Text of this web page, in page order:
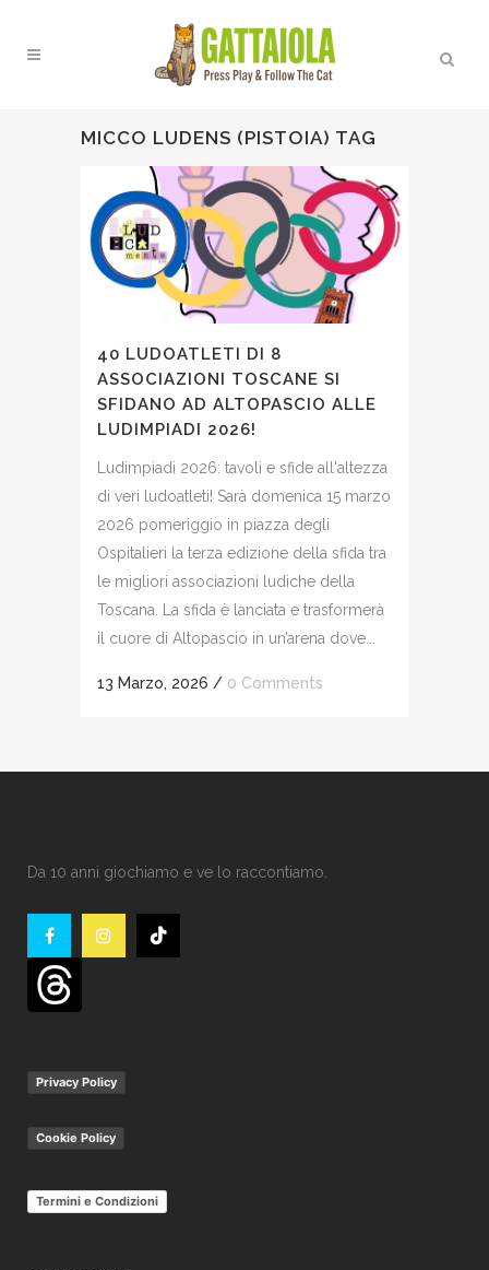
MICCO LUDENS (PISTOIA) TAG
40 LUDOATLETI DI 8
ASSOCIAZIONI TOSCANE SI
SFIDANO AD ALTOPASCIO ALLE
LUDIMPIADI 2026!
Ludimpiadi 2026: tavoli e sfide all'altezza
di veri ludoatleti! Sarà domenica 15 marzo
2026 pomeriggio in piazza degli
Ospitalieri la terza edizione della sfida tra
le migliori associazioni ludiche della
Toscana. La sfida è lanciata e trasformerà
il cuore di Altopascio in un’arena dove...
13 Marzo, 2026 / 0 Comments
Da 10 anni giochiamo e ve lo raccontiamo.
Privacy Policy
Cookie Policy
Termini e Condizioni